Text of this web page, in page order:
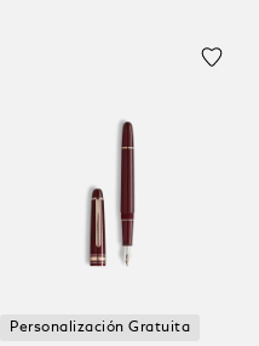
Personalización Gratuita